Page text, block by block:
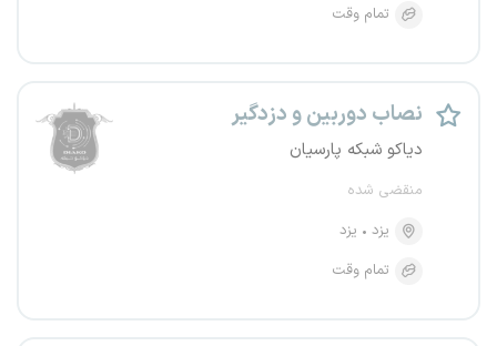
تمام وقت
نصاب دوربین و دزدگیر
دیاکو شبکه پارسیان
منقضی شده
یزد
یزد
تمام وقت